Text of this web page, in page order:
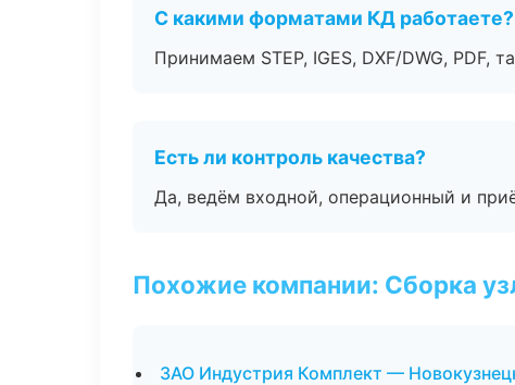
С какими форматами КД работаете?
Принимаем STEP, IGES, DXF/DWG, PDF,
Есть ли контроль качества?
Да, ведём входной, операционный и
Похожие компании: Сборка
ЗАО Индустрия Комплект —